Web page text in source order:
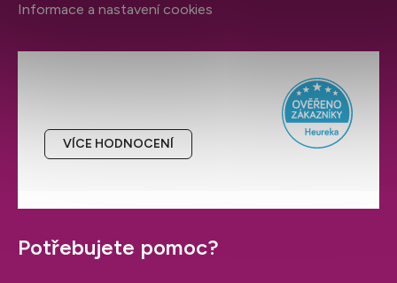
VÍCE HODNOCENÍ
Informace a nastavení cookies
Potřebujete pomoc?